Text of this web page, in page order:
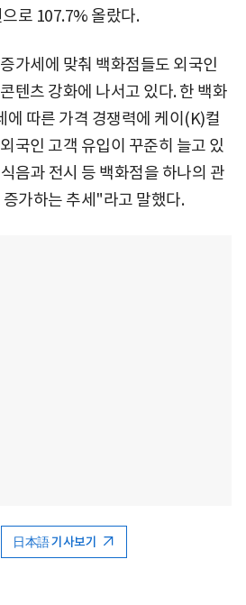
로 107.7% 올랐다.
가세에 맞춰 백화점들도 외국인
텐츠 강화에 나서고 있다. 한 백화
따른 가격 경쟁력에 케이(K)컬
국인 고객 유입이 꾸준히 늘고 있
음과 전시 등 백화점을 하나의 관
가하는 추세"라고 말했다.
日本語 기사보기